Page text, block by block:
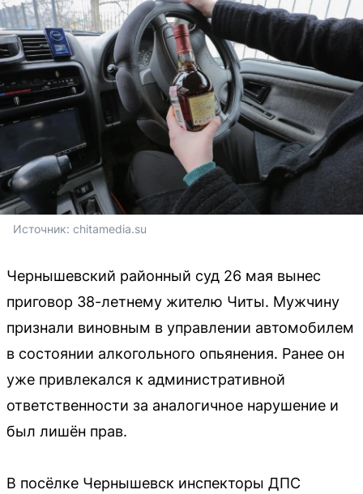
Источник: chitamedia.su
Чернышевский районный суд 26 мая вынес
приговор 38-летнему жителю Читы. Мужчину
признали виновным в управлении автомобилем
в состоянии алкогольного опьянения. Ранее он
уже привлекался к административной
ответственности за аналогичное нарушение и
был лишён прав.
В посёлке Чернышевск инспекторы ДПС